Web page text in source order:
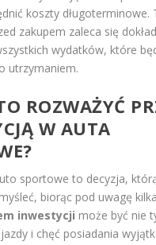
koszty długoterminowe.
zakupem zaleca się
wydatków, które
utrzymaniem.
ROZWAŻYĆ
W AUTA
sportowe to decyzja,
biorąc pod uwagę
inwestycji może być nie
i chęć posiadania